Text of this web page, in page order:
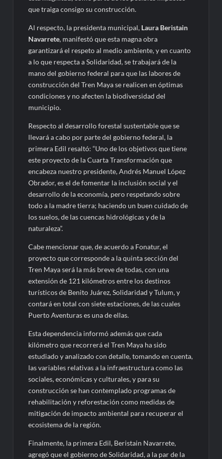
que traiga consigo su construcción.
Al respecto, la presidenta municipal, Laura Beristain
Navarrete, manifestó que esta magna obra
garantizará el respeto al medio ambiente, y en cuanto
a lo que respecta a Solidaridad, se trabajará de la
mano del gobierno federal para que las labores de
construcción del Tren Maya se realicen en óptimas
condiciones y no afecten la biodiversidad del
municipio.
Respecto al desarrollo forestal sustentable que se
llevará a cabo por parte del gobierno federal, la
primera Edil resaltó: “Uno de los objetivos que tiene
este proyecto de la Cuarta Transformación que
encabeza nuestro presidente, Andrés Manuel López
Obrador, es el de fomentar la inclusión social y el
desarrollo de la economía, pero respetando sobre
todo a la madre tierra; haciendo un buen cuidado de
los suelos, de las cuencas hidrológicas y de la
naturaleza”.
Cabe mencionar que, de acuerdo a Fonatur, el
proyecto que corresponde a la quinta sección del
Tren Maya será la más breve de todas, con una
extensión de 121 kilómetros entre los destinos
turísticos de Benito Juárez, Solidaridad y Tulum, y
contará en total con siete estaciones, de las cuales
Puerto Aventuras es una de ellas.
Esta dependencia informó además que cada
kilómetro que recorrerá el Tren Maya ha sido
estudiado y analizado con detalle, tomando en cuenta,
las variables relativas a la infraestructura como las
sociales, económicas y culturales, y para su
construcción se han contemplado programas de
rehabilitación y reforestación como medidas de
mitigación de impacto ambiental para recuperar el
ecosistema de la región.
Finalmente, la primera Edil, Beristain Navarrete,
agregó que el gobierno de Solidaridad, a la par de la